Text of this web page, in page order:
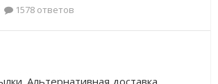
1578 ответов
Альтернативная доставка